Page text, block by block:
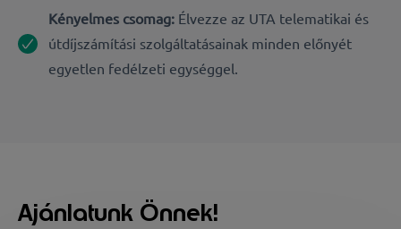
Kényelmes csomag: Élvezze az UTA telematikai és
útdíjszámítási szolgáltatásainak minden előnyét
egyetlen fedélzeti egységgel.
Ajánlatunk Önnek!